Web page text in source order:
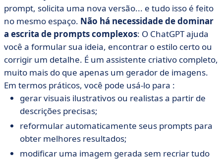
prompt, solicita uma nova versão... e tudo isso é feito
no mesmo espaço. Não há necessidade de dominar
a escrita de prompts complexos: O ChatGPT ajuda
você a formular sua ideia, encontrar o estilo certo ou
corrigir um detalhe. É um assistente criativo completo,
muito mais do que apenas um gerador de imagens.
Em termos práticos, você pode usá-lo para :
gerar visuais ilustrativos ou realistas a partir de
descrições precisas;
reformular automaticamente seus prompts para
obter melhores resultados;
modificar uma imagem gerada sem recriar tudo